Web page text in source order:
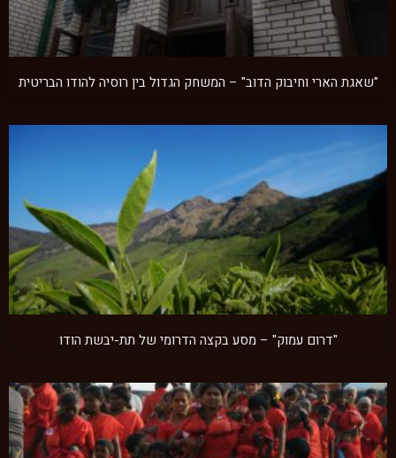
"שאגת הארי וחיבוק הדוב" – המשחק הגדול בין רוסיה להודו הבריטית
"דרום עמוק" – מסע בקצה הדרומי של תת-יבשת הודו